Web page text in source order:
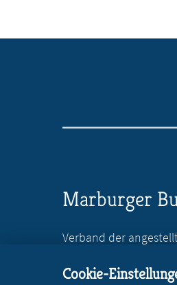
Marburger
Verband der
Reinhardtstr. 36
Cookie-